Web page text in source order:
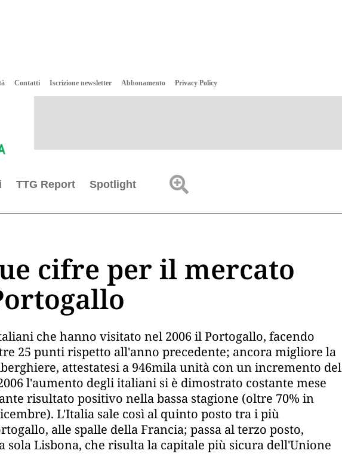
Contatti Iscrizione newsletter Abbonamento Privacy Policy
TTG Report Spotlight
cifre per il mercato
che hanno visitato nel 2006 il Portogallo, facendo
25 punti rispetto all'anno precedente; ancora migliore la
attestatesi a 946mila unità con un incremento del
l'aumento degli italiani si è dimostrato costante mese
risultato positivo nella bassa stagione (oltre 70% in
L'Italia sale così al quinto posto tra i più
alle spalle della Francia; passa al terzo posto,
sola Lisbona, che risulta la capitale più sicura dell'Unione